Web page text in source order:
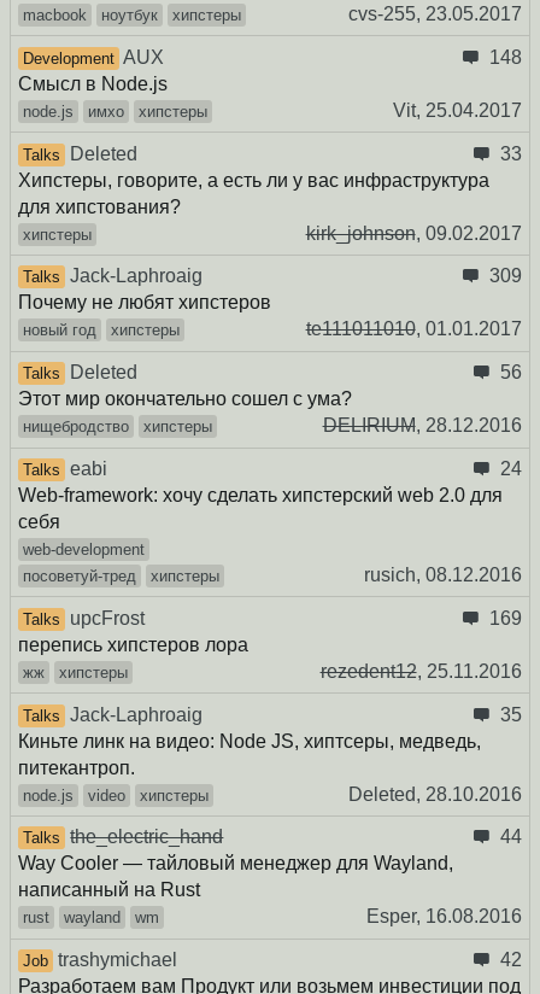
macbook ноутбук хипстеры cvs-255, 23.05.2017
Development AUX
148
Смысл в Node.js
node.js имхо хипстеры Vit, 25.04.2017
Talks Deleted
33
Хипстеры, говорите, а есть ли у вас инфраструктура
для хипстования?
хипстеры kirk_johnson, 09.02.2017
Talks Jack-Laphroaig
309
Почему не любят хипстеров
новый год хипстеры te111011010, 01.01.2017
Talks Deleted
56
Этот мир окончательно сошел с ума?
нищебродство хипстеры DELIRIUM, 28.12.2016
Talks eabi
24
Web-framework: хочу сделать хипстерский web 2.0 для
себя
web-development
посоветуй-тред
хипстеры rusich, 08.12.2016
Talks upcFrost
169
перепись хипстеров лора
жж хипстеры rezedent12, 25.11.2016
Talks Jack-Laphroaig
35
Киньте линк на видео: Node JS, хиптсеры, медведь,
питекантроп.
node.js video хипстеры Deleted, 28.10.2016
Talks the_electric_hand
44
Way Cooler — тайловый менеджер для Wayland,
написанный на Rust
rust wayland wm Esper, 16.08.2016
Job trashymichael
42
Разработаем вам Продукт или возьмем инвестиции под